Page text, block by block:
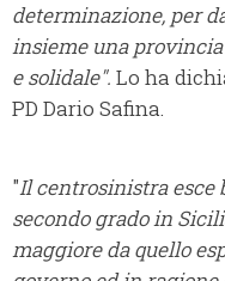
determinazione, per
insieme una
e solidale". Lo ha
PD Dario Safina.
"Il centrosinistra esce
secondo grado in
maggiore da quello